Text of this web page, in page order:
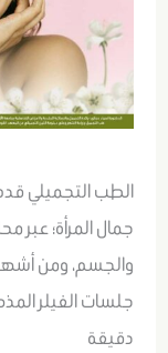
الطب التجميلي
جمال المرأة؛ عبر
والجسم، ومن أشهر
دقيقة